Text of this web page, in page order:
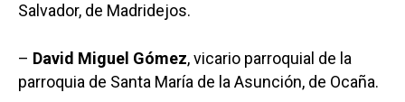
Salvador, de Madridejos.
– David Miguel Gómez, vicario parroquial de la
parroquia de Santa María de la Asunción, de Ocaña.
Castilla-La